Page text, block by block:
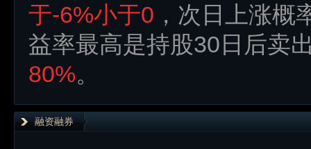
于-6%小于0 ，次日上涨概
益率最高是持股30日后卖
80%。
融资融券